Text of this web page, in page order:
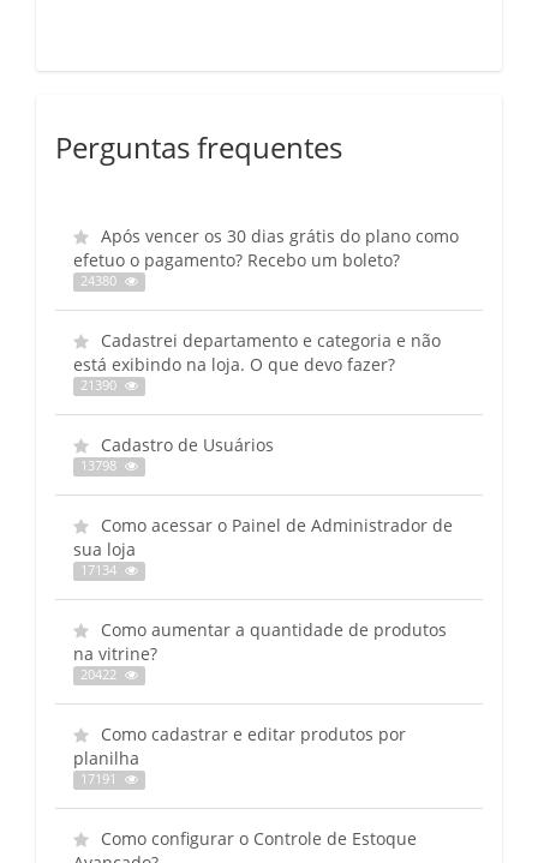
Perguntas frequentes
Após vencer os 30 dias grátis do plano como
efetuo o pagamento? Recebo um boleto?
24380
Cadastrei departamento e categoria e não
está exibindo na loja. O que devo fazer?
21390
Cadastro de Usuários
13798
Como acessar o Painel de Administrador de
sua loja
17134
Como aumentar a quantidade de produtos
na vitrine?
20422
Como cadastrar e editar produtos por
planilha
17191
Como configurar o Controle de Estoque